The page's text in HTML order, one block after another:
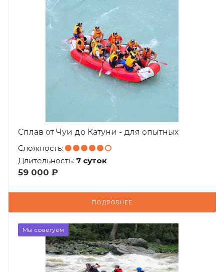
Сплав от Чуи до Катуни - для опытных
Сложность:
Длительность: 7 суток
59 000 ₽
ПОДРОБНЕЕ
Мы советуем